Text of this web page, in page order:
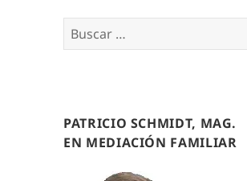
Buscar
por:
PATRICIO SCHMIDT, MAG.
EN MEDIACIÓN FAMILIAR